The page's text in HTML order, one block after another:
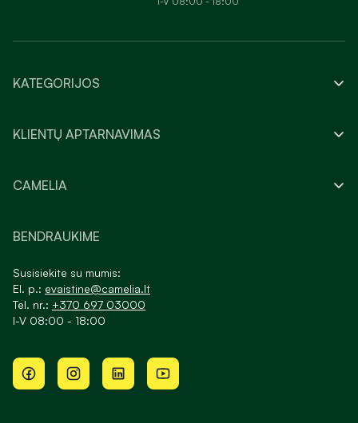
KATEGORIJOS
KLIENTŲ APTARNAVIMAS
CAMELIA
BENDRAUKIME
Susisiekite su mumis:
El. p.: evaistine@camelia.lt
Tel. nr.: +370 697 03000
I-V 08:00 - 18:00